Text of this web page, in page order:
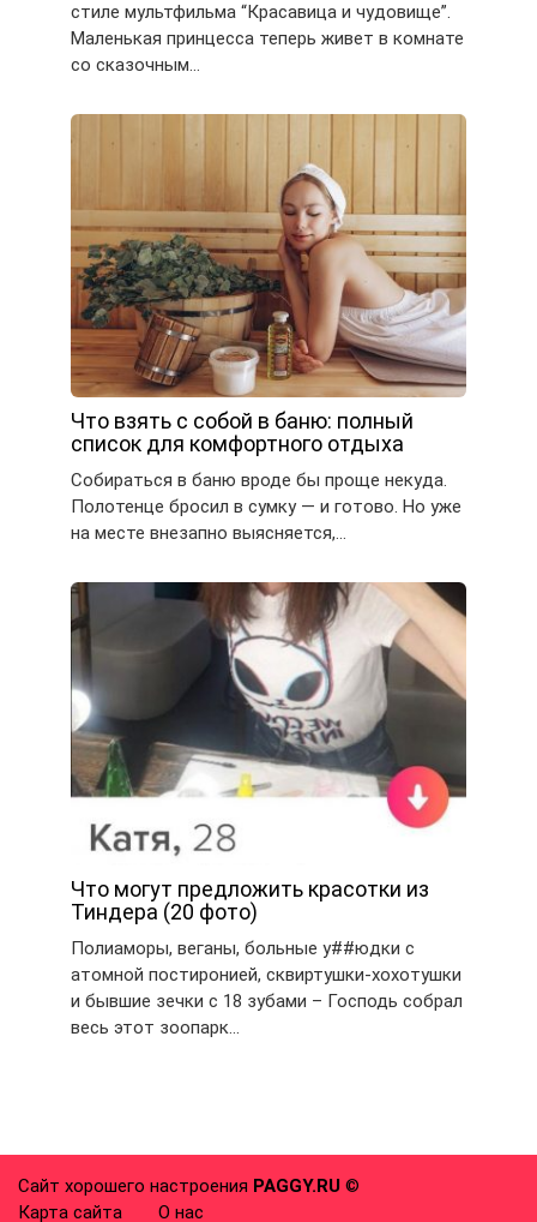
стиле мультфильма “Красавица и чудовище”.
Маленькая принцесса теперь живет в комнате
со сказочным…
Что взять с собой в баню: полный
список для комфортного отдыха
Собираться в баню вроде бы проще некуда.
Полотенце бросил в сумку — и готово. Но уже
на месте внезапно выясняется,…
Что могут предложить красотки из
Тиндера (20 фото)
Полиаморы, веганы, больные у##юдки с
атомной постиронией, сквиртушки-хохотушки
и бывшие зечки с 18 зубами – Господь собрал
весь этот зоопарк…
Сайт хорошего настроения PAGGY.RU ©
Карта сайта
О нас